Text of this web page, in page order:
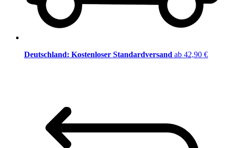
Deutschland: Kostenloser Standardversand ab 42,90 €